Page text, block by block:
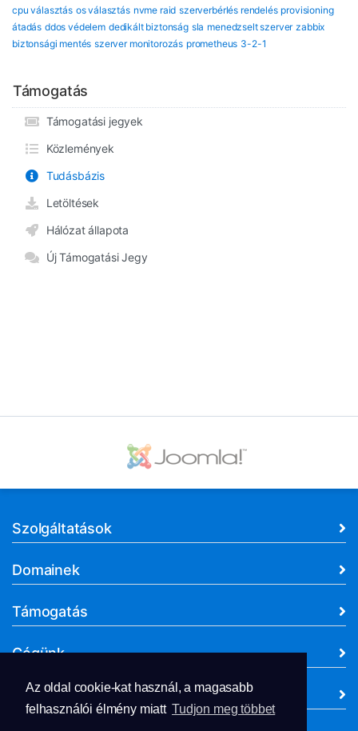
Az oldal cookie-kat használ, a magasabb
felhasználói élmény miatt Tudjon meg többet
cpu választás os választás nvme raid szerverbérlés rendelés provisioning
átadás ddos védelem dedikált biztonság sla menedzselt szerver zabbix
biztonsági mentés szerver monitorozás prometheus 3-2-1
Támogatás
Támogatási jegyek
Közlemények
Tudásbázis
Letöltések
Hálózat állapota
Új Támogatási Jegy
Szolgáltatások
Domainek
Támogatás
Cégünk
Dokumentumok